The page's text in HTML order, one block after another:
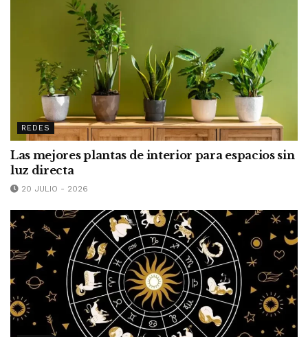
REDES
Las mejores plantas de interior para espacios sin
luz directa
20 JULIO - 2026